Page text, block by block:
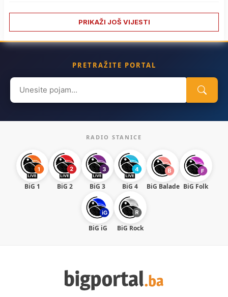
PRIKAŽI JOŠ VIJESTI
PRETRAŽITE PORTAL
Search
for:
RADIO STANICE
BiG 1 BiG 2 BiG 3 BiG 4 BiG Balade BiG Folk
BiG iG BiG Rock